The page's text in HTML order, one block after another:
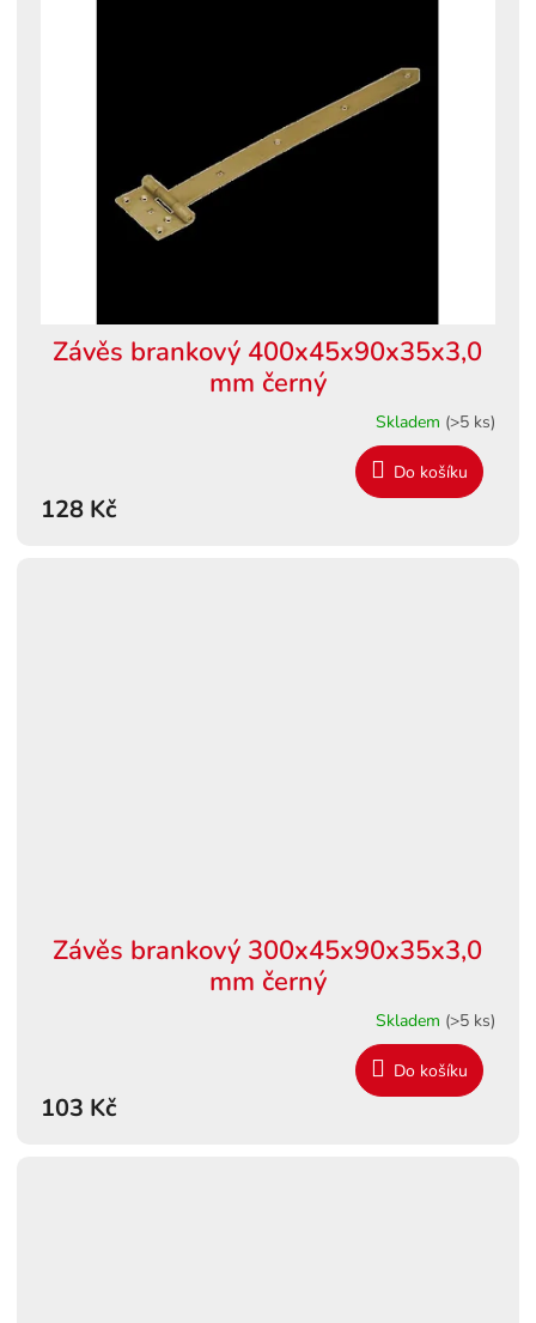
Závěs brankový 400x45x90x35x3,0
mm černý
Skladem (>5 ks)
128 Kč
Do košíku
Závěs brankový 300x45x90x35x3,0
mm černý
Skladem (>5 ks)
103 Kč
Do košíku